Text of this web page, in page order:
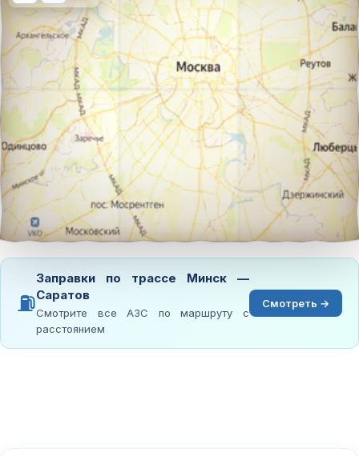
⛽
Заправки по трассе Минск —
Саратов
Смотрите все АЗС по маршруту с
расстоянием
Смотреть →